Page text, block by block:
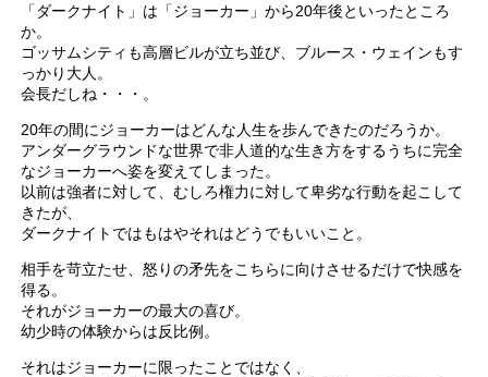
「ダークナイト」は「ジョーカー」から20年後といったところ
か。
ゴッサムシティも高層ビルが立ち並び、ブルース・ウェインもす
っかり大人。
会長だしね・・・。
20年の間にジョーカーはどんな人生を歩んできたのだろうか。
アンダーグラウンドな世界で非人道的な生き方をするうちに完全
なジョーカーへ姿を変えてしまった。
以前は強者に対して、むしろ権力に対して卑劣な行動を起こして
きたが、
ダークナイトではもはやそれはどうでもいいこと。
相手を苛立たせ、怒りの矛先をこちらに向けさせるだけで快感を
得る。
それがジョーカーの最大の喜び。
幼少時の体験からは反比例。
それはジョーカーに限ったことではなく、